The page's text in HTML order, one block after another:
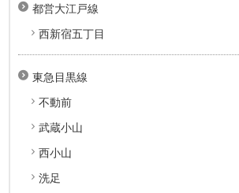
都営大江戸線
西新宿五丁目
東急目黒線
不動前
武蔵小山
西小山
洗足